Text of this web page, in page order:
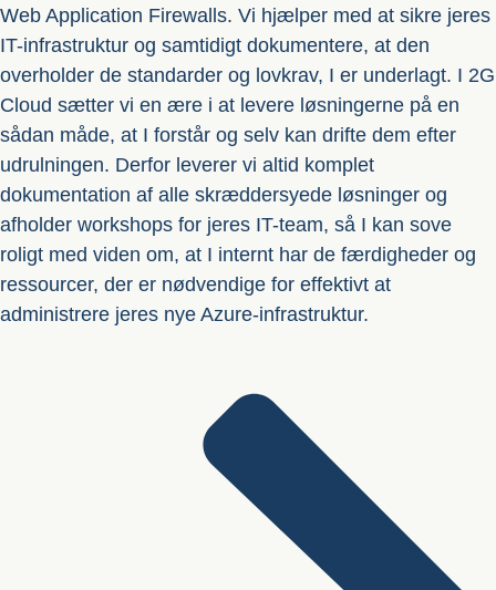
Web Application Firewalls. Vi hjælper med at sikre jeres
IT-infrastruktur og samtidigt dokumentere, at den
overholder de standarder og lovkrav, I er underlagt. I 2G
Cloud sætter vi en ære i at levere løsningerne på en
sådan måde, at I forstår og selv kan drifte dem efter
udrulningen. Derfor leverer vi altid komplet
dokumentation af alle skræddersyede løsninger og
afholder workshops for jeres IT-team, så I kan sove
roligt med viden om, at I internt har de færdigheder og
ressourcer, der er nødvendige for effektivt at
administrere jeres nye Azure-infrastruktur.